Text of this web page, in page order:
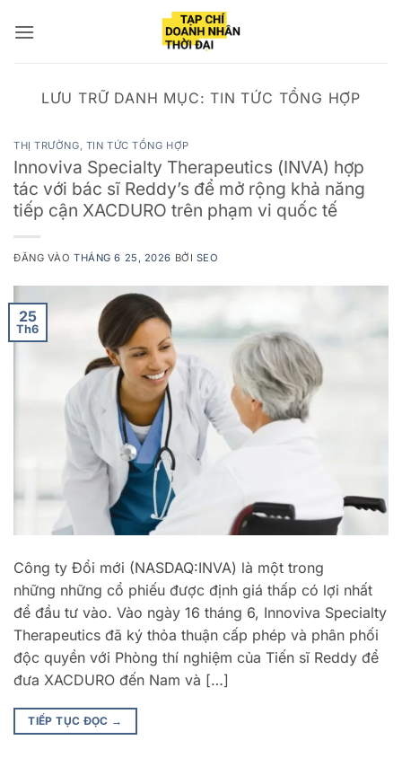
qua
LƯU TRỮ DANH MỤC:TIN TỨC TỔNG HỢP
THỊ TRƯỜNG, TIN TỨC TỔNG HỢP
Innoviva Specialty Therapeutics (INVA) hợp
tác với bác sĩ Reddy’s để mở rộng khả năng
tiếp cận XACDURO trên phạm vi quốc tế
ĐĂNG VÀOTHÁNG 6 25, 2026 BỞI SEO
25
Th6
Công ty Đổi mới (NASDAQ:INVA) là một trong
những những cổ phiếu được định giá thấp có lợi nhất
để đầu tư vào. Vào ngày 16 tháng 6, Innoviva Specialty
Therapeutics đã ký thỏa thuận cấp phép và phân phối
độc quyền với Phòng thí nghiệm của Tiến sĩ Reddy để
đưa XACDURO đến Nam và […]
TIẾP TỤC ĐỌC →